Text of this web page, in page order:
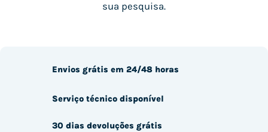
sua pesquisa.
Envios grátis em 24/48 horas
Serviço técnico disponível
30 dias devoluções grátis